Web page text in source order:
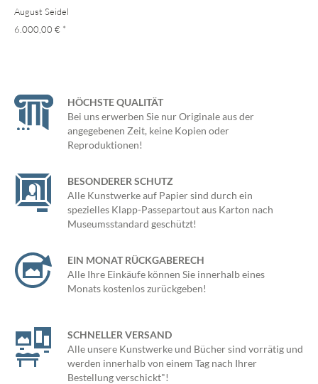
August Seidel
6.000,00 € *
HÖCHSTE QUALITÄT
Bei uns erwerben Sie nur Originale aus der
angegebenen Zeit, keine Kopien oder
Reproduktionen!
BESONDERER SCHUTZ
Alle Kunstwerke auf Papier sind durch ein
spezielles Klapp-Passepartout aus Karton nach
Museumsstandard geschützt!
EIN MONAT RÜCKGABERECH
Alle Ihre Einkäufe können Sie innerhalb eines
Monats kostenlos zurückgeben!
SCHNELLER VERSAND
Alle unsere Kunstwerke und Bücher sind vorrätig und
werden innerhalb von einem Tag nach Ihrer
Bestellung verschickt"!